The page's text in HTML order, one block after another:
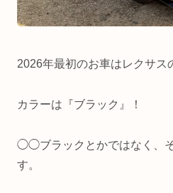
2026年最初のお車はレクサス
カラーは『ブラック』！
◯◯ブラックとかではなく、
す。